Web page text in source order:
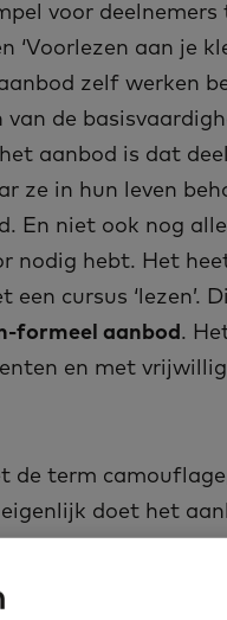
voor deelnemers
‘Voorlezen aan je
zelf werken
de
aanbod is dat
ze in hun leven
En niet ook nog
nodig hebt. Het
cursus ‘lezen’.
formeel aanbod .
en met
de term
doet het
kleinkind voor te